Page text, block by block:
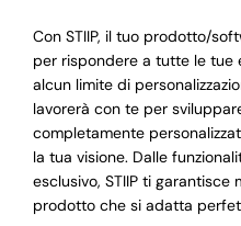
Con STIIP, il tuo prodotto/
per rispondere a tutte le tue
alcun limite di
lavorerà con te per
completamente
la tua visione. Dalle
esclusivo, STIIP ti garantisce
prodotto che si adatta